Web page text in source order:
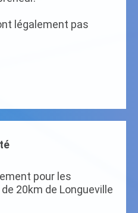
légalement pas
pour les
20km de Longueville